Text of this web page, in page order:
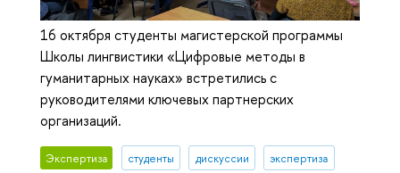
16 октября студенты магистерской программы
Школы лингвистики «Цифровые методы в
гуманитарных науках» встретились с
руководителями ключевых партнерских
организаций.
Экспертиза студенты дискуссии экспертиза